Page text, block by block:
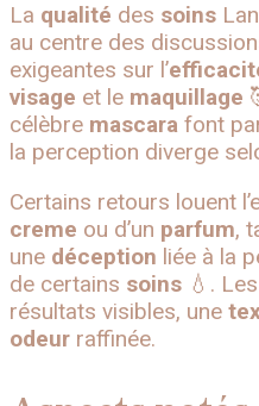
La qualité des soins
au centre des
exigeantes sur l’
visage et le maquillage
célèbre mascara font
la perception diverge
Certains retours louent
creme ou d’un parfum,
une déception liée à la
de certains soins 💧.
résultats visibles, une
odeur raffinée.